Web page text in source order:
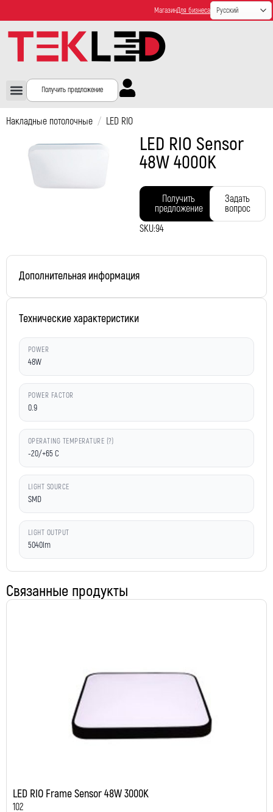
МагазинДля бизнеса
Получить предложение
Накладные потолочные / LED RIO
LED RIO Sensor
48W 4000K
Получить
предложение
Задать
вопрос
SKU:94
Дополнительная информация
Технические характеристики
POWER
48W
POWER FACTOR
0.9
OPERATING TEMPERATURE (?)
-20/+65 C
LIGHT SOURCE
SMD
LIGHT OUTPUT
5040lm
Связанные продукты
LED RIO Frame Sensor 48W 3000K
102